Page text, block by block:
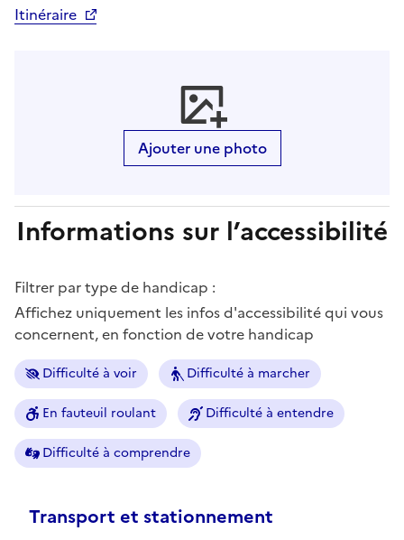
Itinéraire
Ajouter une photo
Informations sur l’accessibilité
Filtrer par type de handicap :
Affichez uniquement les infos d'accessibilité qui vous
concernent, en fonction de votre handicap
Difficulté à voir Difficulté à marcher
En fauteuil roulant Difficulté à entendre
Difficulté à comprendre
Transport et stationnement